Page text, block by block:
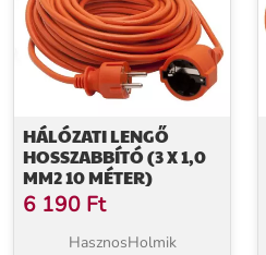
HÁLÓZATI LENGŐ
HOSSZABBÍTÓ (3 X 1,0
MM2 10 MÉTER)
6 190 Ft
HasznosHolmik